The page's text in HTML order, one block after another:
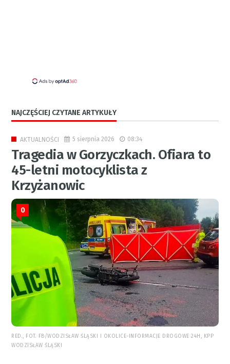
NAJCZĘŚCIEJ CZYTANE ARTYKUŁY
AKTUALNOŚCI 5 sierpnia 2026 08:34
Tragedia w Gorzyczkach. Ofiara to
45-letni motocyklista z
Krzyżanowic
0
RED., FOT. FB/WODZISŁAW ŚLĄSKI I OKOLICE-INFORMACJE DROGOWE 24H, KPP
WODZISŁAW ŚLĄSKI